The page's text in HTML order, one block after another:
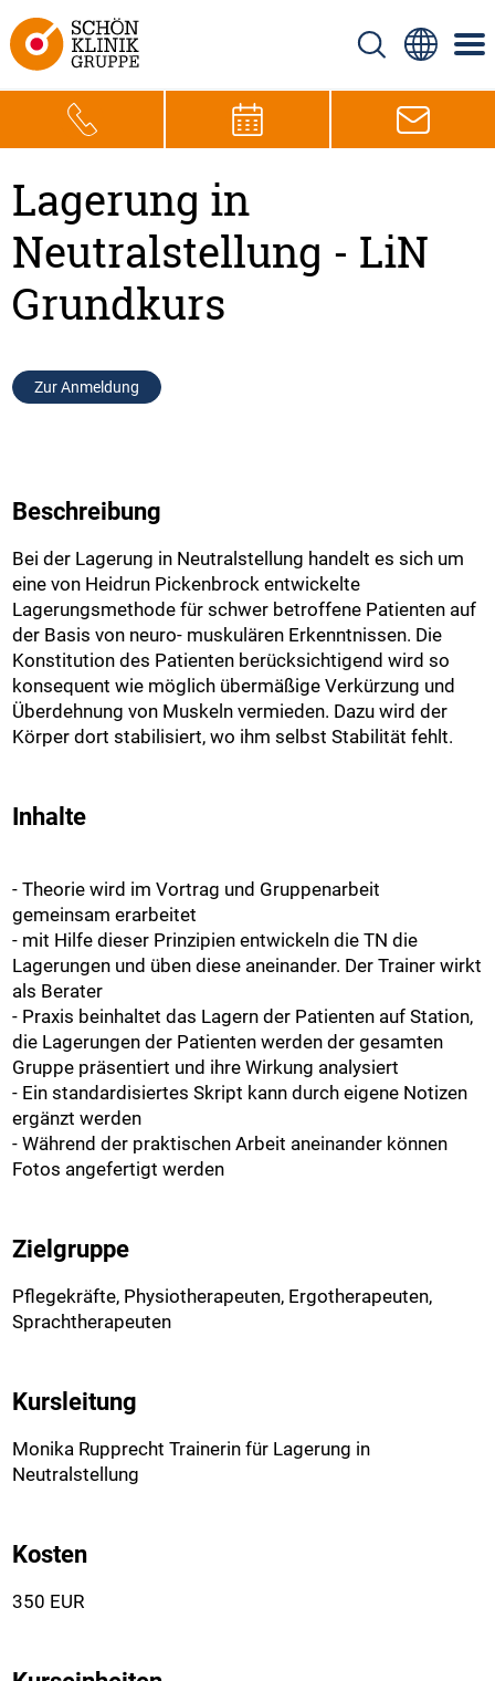
Lagerung in
Neutralstellung - LiN
Grundkurs
Zur Anmeldung
Beschreibung
Bei der Lagerung in Neutralstellung handelt es sich um
eine von Heidrun Pickenbrock entwickelte
Lagerungsmethode für schwer betroffene Patienten auf
der Basis von neuro- muskulären Erkenntnissen. Die
Konstitution des Patienten berücksichtigend wird so
konsequent wie möglich übermäßige Verkürzung und
Überdehnung von Muskeln vermieden. Dazu wird der
Körper dort stabilisiert, wo ihm selbst Stabilität fehlt.
Inhalte
- Theorie wird im Vortrag und Gruppenarbeit
gemeinsam erarbeitet
- mit Hilfe dieser Prinzipien entwickeln die TN die
Lagerungen und üben diese aneinander. Der Trainer wirkt
als Berater
- Praxis beinhaltet das Lagern der Patienten auf Station,
die Lagerungen der Patienten werden der gesamten
Gruppe präsentiert und ihre Wirkung analysiert
- Ein standardisiertes Skript kann durch eigene Notizen
ergänzt werden
- Während der praktischen Arbeit aneinander können
Fotos angefertigt werden
Zielgruppe
Pflegekräfte, Physiotherapeuten, Ergotherapeuten,
Sprachtherapeuten
Kursleitung
Monika Rupprecht Trainerin für Lagerung in
Neutralstellung
Kosten
350 EUR